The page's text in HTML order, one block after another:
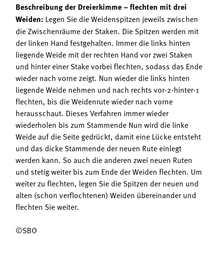
Beschreibung der Dreierkimme – flechten mit drei
Weiden: Legen Sie die Weidenspitzen jeweils zwischen
die Zwischenräume der Staken. Die Spitzen werden mit
der linken Hand festgehalten. Immer die links hinten
liegende Weide mit der rechten Hand vor zwei Staken
und hinter einer Stake vorbei flechten, sodass das Ende
wieder nach vorne zeigt. Nun wieder die links hinten
liegende Weide nehmen und nach rechts vor-2-hinter-1
flechten, bis die Weidenrute wieder nach vorne
herausschaut. Dieses Verfahren immer wieder
wiederholen bis zum Stammende Nun wird die linke
Weide auf die Seite gedrückt, damit eine Lücke entsteht
und das dicke Stammende der neuen Rute einlegt
werden kann. So auch die anderen zwei neuen Ruten
und stetig weiter bis zum Ende der Weiden flechten. Um
weiter zu flechten, legen Sie die Spitzen der neuen und
alten (schon verflochtenen) Weiden übereinander und
flechten Sie weiter.
©SBO